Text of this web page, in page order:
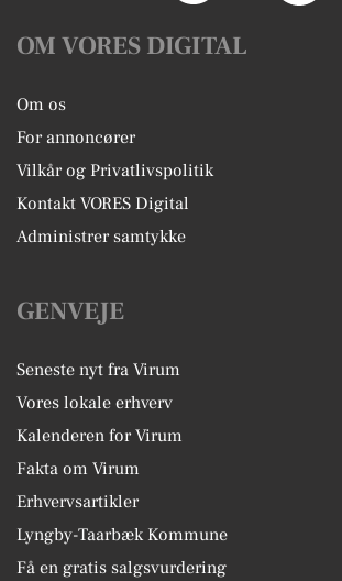
OM VORES DIGITAL
Om os
For annoncører
Vilkår og Privatlivspolitik
Kontakt VORES Digital
Administrer samtykke
GENVEJE
Seneste nyt fra Virum
Vores lokale erhverv
Kalenderen for Virum
Fakta om Virum
Erhvervsartikler
Lyngby-Taarbæk Kommune
Få en gratis salgsvurdering